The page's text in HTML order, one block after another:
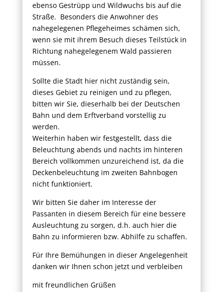
ebenso Gestrüpp und Wildwuchs bis auf die
Straße. Besonders die Anwohner des
nahegelegenen Pflegeheimes schämen sich,
wenn sie mit ihrem Besuch dieses Teilstück in
Richtung nahegelegenem Wald passieren
müssen.
Sollte die Stadt hier nicht zuständig sein,
dieses Gebiet zu reinigen und zu pflegen,
bitten wir Sie, dieserhalb bei der Deutschen
Bahn und dem Erftverband vorstellig zu
werden.
Weiterhin haben wir festgestellt, dass die
Beleuchtung abends und nachts im hinteren
Bereich vollkommen unzureichend ist, da die
Deckenbeleuchtung im zweiten Bahnbogen
nicht funktioniert.
Wir bitten Sie daher im Interesse der
Passanten in diesem Bereich für eine bessere
Ausleuchtung zu sorgen, d.h. auch hier die
Bahn zu informieren bzw. Abhilfe zu schaffen.
Für Ihre Bemühungen in dieser Angelegenheit
danken wir Ihnen schon jetzt und verbleiben
mit freundlichen Grüßen